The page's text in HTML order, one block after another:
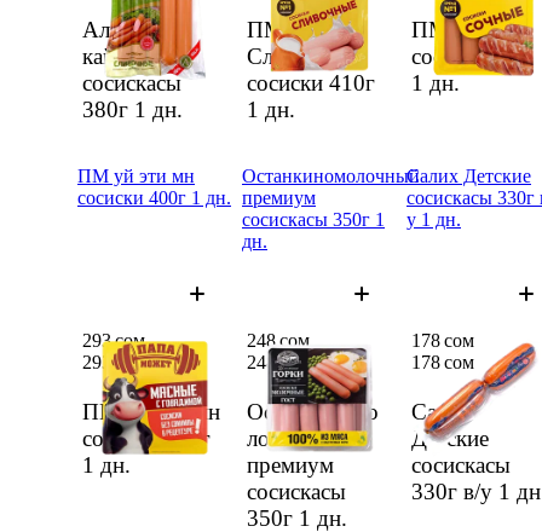
Ал Халал
каймактуу
сосискасы
380г 1 дн.
ПМ
Сливочные
сосиски 410г
1 дн.
ПМ Сочные
сосиски 410
1 дн.
ПМ уй эти мн
сосиски 400г 1 дн.
ПМ уй эти мн
сосиски 400г
1 дн.
293 сом
293 сом
Останкиномолочный
премиум
сосискасы 350г 1
дн.
Останкиномо
лочный
премиум
сосискасы
350г 1 дн.
248 сом
248 сом
Салих Детские
сосискасы 330г
у 1 дн.
Салих
Детские
сосискасы
330г в/у 1
178 сом
178 сом